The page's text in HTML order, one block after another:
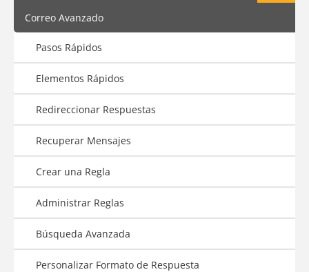
Correo Avanzado
Pasos Rápidos
Elementos Rápidos
Redireccionar Respuestas
Recuperar Mensajes
Crear una Regla
Administrar Reglas
Búsqueda Avanzada
Personalizar Formato de Respuesta